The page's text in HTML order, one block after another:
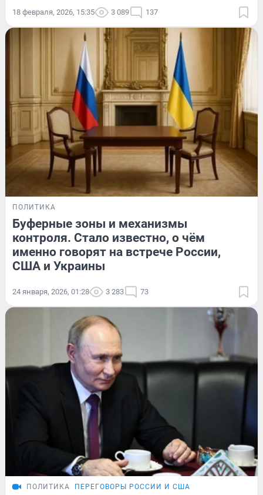
18 февраля, 2026, 15:35 3 089 137
ПОЛИТИКА
Буферные зоны и механизмы
контроля. Стало известно, о чём
именно говорят на встрече России,
США и Украины
24 января, 2026, 01:28 3 283 73
ПОЛИТИКА ПЕРЕГОВОРЫ РОССИИ И США